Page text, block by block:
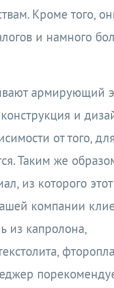
Кроме того,
и намного
армирующий
и
от того,
Таким же
из которого
компании
из капролона,